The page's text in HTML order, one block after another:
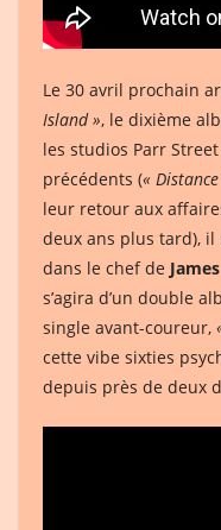
Le 30 avril prochain
Island », le dixième
les studios Parr
précédents («
leur retour aux
deux ans plus tard),
dans le chef de
s’agira d’un double
single avant-coureur,
cette vibe sixties
depuis près de deux